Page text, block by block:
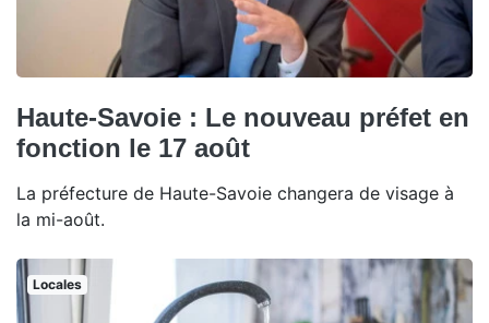
Haute-Savoie : Le nouveau préfet en
fonction le 17 août
La préfecture de Haute-Savoie changera de visage à
la mi-août.
Locales